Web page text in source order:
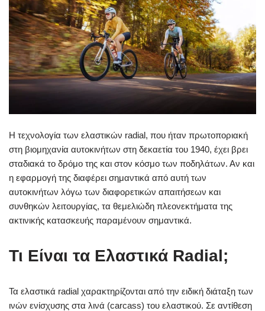
Η τεχνολογία των ελαστικών radial, που ήταν πρωτοποριακή
στη βιομηχανία αυτοκινήτων στη δεκαετία του 1940, έχει βρει
σταδιακά το δρόμο της και στον κόσμο των ποδηλάτων. Αν και
η εφαρμογή της διαφέρει σημαντικά από αυτή των
αυτοκινήτων λόγω των διαφορετικών απαιτήσεων και
συνθηκών λειτουργίας, τα θεμελιώδη πλεονεκτήματα της
ακτινικής κατασκευής παραμένουν σημαντικά.
Τι Είναι τα Ελαστικά Radial;
Τα ελαστικά radial χαρακτηρίζονται από την ειδική διάταξη των
ινών ενίσχυσης στα λινά (carcass) του ελαστικού. Σε αντίθεση